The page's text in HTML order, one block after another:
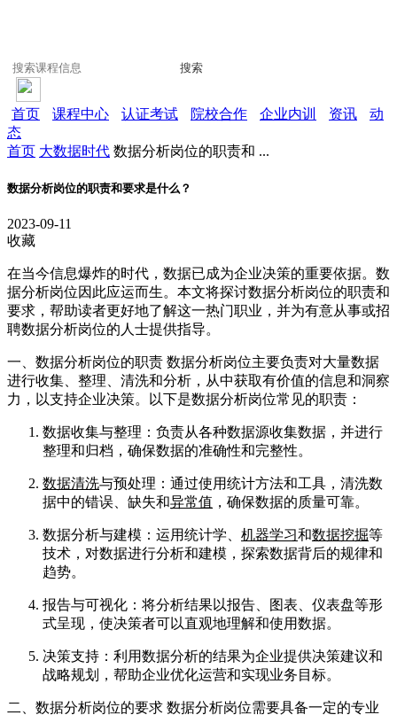
搜索
首页 课程中心 认证考试 院校合作 企业内训 资讯
动
态
首页 大数据时代 数据分析岗位的职责和 ...
数据分析岗位的职责和要求是什么？
2023-09-11
收藏
在当今信息爆炸的时代，数据已成为企业决策的重要依据。数
据分析岗位因此应运而生。本文将探讨数据分析岗位的职责和
要求，帮助读者更好地了解这一热门职业，并为有意从事或招
聘数据分析岗位的人士提供指导。
一、数据分析岗位的职责 数据分析岗位主要负责对大量数据
进行收集、整理、清洗和分析，从中获取有价值的信息和洞察
力，以支持企业决策。以下是数据分析岗位常见的职责：
数据收集与整理：负责从各种数据源收集数据，并进行
整理和归档，确保数据的准确性和完整性。
数据清洗与预处理：通过使用统计方法和工具，清洗数
据中的错误、缺失和异常值 ，确保数据的质量可靠。
数据分析与建模：运用统计学、 机器学习和数据挖掘等
技术，对数据进行分析和建模，探索数据背后的规律和
趋势。
报告与可视化：将分析结果以报告、图表、仪表盘等形
式呈现，使决策者可以直观地理解和使用数据。
决策支持：利用数据分析的结果为企业提供决策建议和
战略规划，帮助企业优化运营和实现业务目标。
二、数据分析岗位的要求 数据分析岗位需要具备一定的专业